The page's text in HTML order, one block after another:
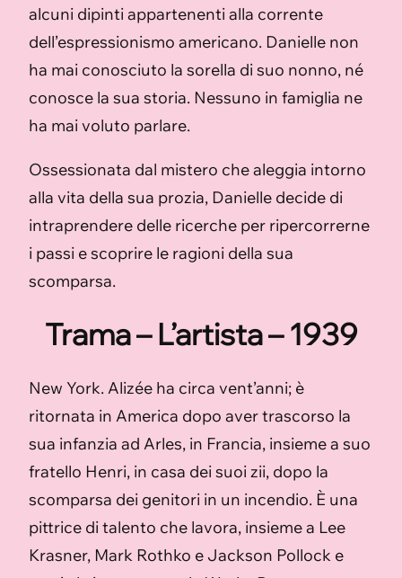
alcuni dipinti appartenenti alla corrente
dell’espressionismo americano. Danielle non
ha mai conosciuto la sorella di suo nonno, né
conosce la sua storia. Nessuno in famiglia ne
ha mai voluto parlare.
Ossessionata dal mistero che aleggia intorno
alla vita della sua prozia, Danielle decide di
intraprendere delle ricerche per ripercorrerne
i passi e scoprire le ragioni della sua
scomparsa.
Trama – L’artista – 1939
New York. Alizée ha circa vent’anni; è
ritornata in America dopo aver trascorso la
sua infanzia ad Arles, in Francia, insieme a suo
fratello Henri, in casa dei suoi zii, dopo la
scomparsa dei genitori in un incendio. È una
pittrice di talento che lavora, insieme a Lee
Krasner, Mark Rothko e Jackson Pollock e